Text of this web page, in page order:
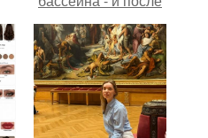
этого его жизнь
изменилась самым
странным образом.